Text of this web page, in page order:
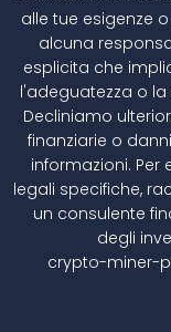
alle tue esigenze
alcuna
esplicita che
l'adeguatezza o
Decliniamo
finanziarie o
informazioni. Per
legali specifiche,
un consulente
degli
crypto-miner-